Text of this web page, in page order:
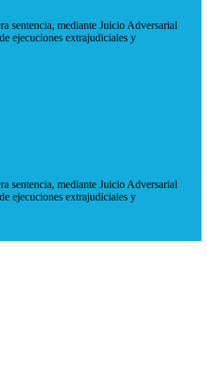
sentencia, mediante Juicio Adversarial
ejecuciones extrajudiciales y
sentencia, mediante Juicio Adversarial
ejecuciones extrajudiciales y